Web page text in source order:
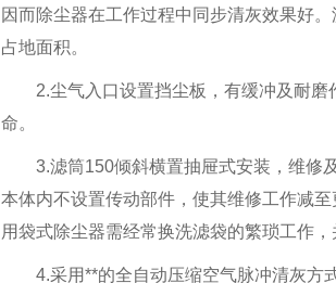
因而除尘器在工作过程中同步清灰效果好
占地面积。
2.尘气入口设置挡尘板，有缓冲及耐
命。
3.滤筒150倾斜横置抽屉式安装，维修
本体内不设置传动部件，使其维修工作减
用袋式除尘器需经常换洗滤袋的繁琐工作，
4.采用**的全自动压缩空气脉冲清灰方